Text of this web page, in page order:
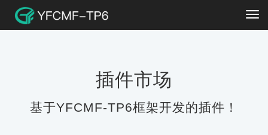
插件市场
基于YFCMF-TP6框架开发的插件！